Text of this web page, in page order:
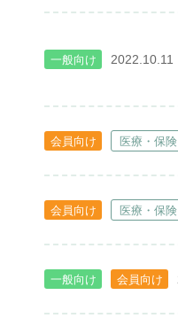
一般向け 2022.10.11
会員向け 医療・保
会員向け 医療・保
一般向け 会員向け